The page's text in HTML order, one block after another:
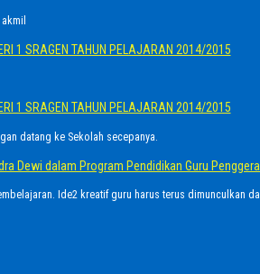
1 SRAGEN TAHUN PELAJARAN 2014/2015
1 SRAGEN TAHUN PELAJARAN 2014/2015
datang ke Sekolah secepanya.
Dewi dalam Program Pendidikan Guru
Ide2 kreatif guru harus terus dimunculkan